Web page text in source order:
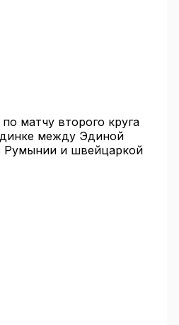
матчу второго круга
между Эдиной
Румынии и швейцаркой